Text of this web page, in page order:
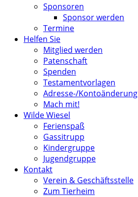
Sponsoren
Sponsor werden
Termine
Helfen Sie
Mitglied werden
Patenschaft
Spenden
Testamentvorlagen
Adresse-/Kontoänderung
Mach mit!
Wilde Wiesel
Ferienspaß
Gassitrupp
Kindergruppe
Jugendgruppe
Kontakt
Verein & Geschäftsstelle
Zum Tierheim